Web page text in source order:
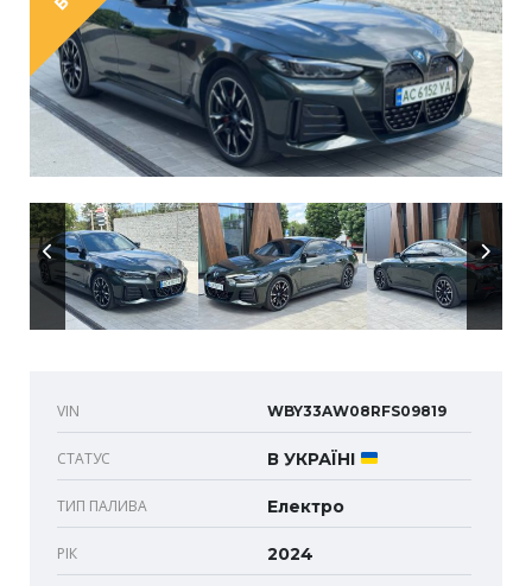
VIN WBY33AW08RFS09819
СТАТУС В УКРАЇНІ
ТИП ПАЛИВА Електро
РІК 2024